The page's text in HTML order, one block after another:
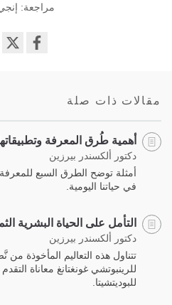
مراجعة:
مقالات ذات صلة
أهمية طُرق المعرفة
دكتور ألكسندر بيرزين
أمثلة توضح الطرق السبع للمعرفة
في حياتنا اليومية.
التأمل على الحياة البشرية
دكتور ألكسندر بيرزين
تتناول هذه التعاليم المأخوذة
للرينبوتشي غونغتانغ معاناة
للبوديتشيتا.